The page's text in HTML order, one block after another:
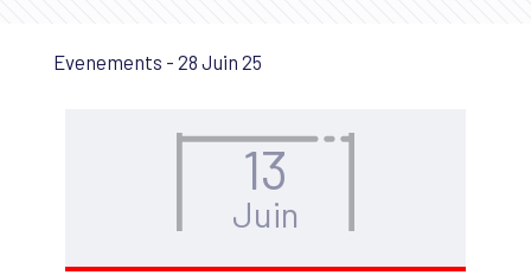
Evenements - 28 Juin 25
13
Juin